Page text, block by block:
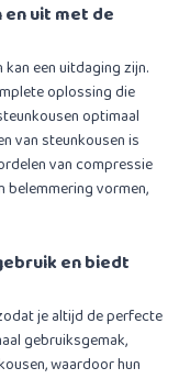
uit met de
een uitdaging zijn.
oplossing die
optimaal
van steunkousen is
van compressie
belemmering vormen,
en biedt
je altijd de perfecte
gebruiksgemak,
waardoor hun